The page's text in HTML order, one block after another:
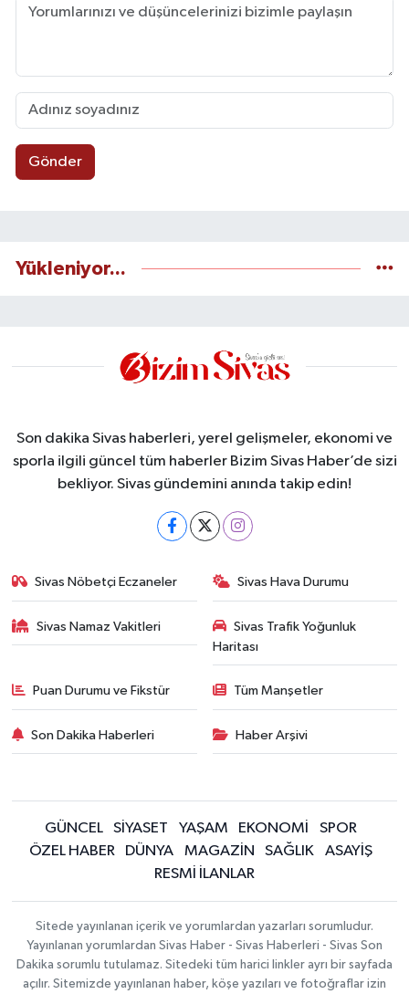
Gönder
Yükleniyor...
Son dakika Sivas haberleri, yerel gelişmeler, ekonomi ve
sporla ilgili güncel tüm haberler Bizim Sivas Haber’de sizi
bekliyor. Sivas gündemini anında takip edin!
Sivas Nöbetçi Eczaneler Sivas Hava Durumu
Sivas Namaz Vakitleri
Sivas Trafik Yoğunluk
Haritası
Puan Durumu ve Fikstür Tüm Manşetler
Son Dakika Haberleri Haber Arşivi
GÜNCEL SİYASET YAŞAM EKONOMİ
SPOR
ÖZEL HABER
DÜNYA MAGAZİN SAĞLIK
ASAYİŞ
RESMİ İLANLAR
Sitede yayınlanan içerik ve yorumlardan yazarları sorumludur.
Yayınlanan yorumlardan Sivas Haber - Sivas Haberleri - Sivas Son
Dakika sorumlu tutulamaz. Sitedeki tüm harici linkler ayrı bir sayfada
açılır. Sitemizde yayınlanan haber, köşe yazıları ve fotoğraflar izin